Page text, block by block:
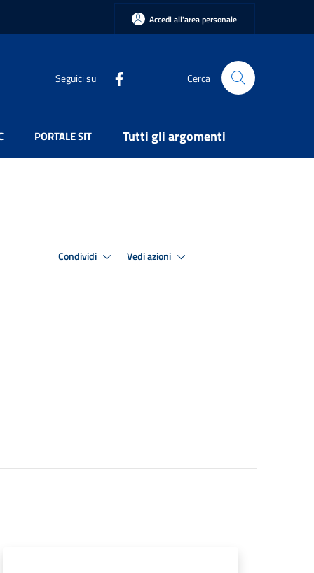
Accedi all'area personale
Seguici su Cerca
PORTALE SIT Tutti gli argomenti
Condividi Vedi azioni